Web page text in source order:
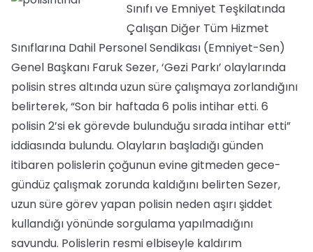
Sınıfı ve Emniyet Teşkilatında
Çalışan Diğer Tüm Hizmet
Sınıflarına Dahil Personel Sendikası (Emniyet-Sen)
Genel Başkanı Faruk Sezer, ‘Gezi Parkı’ olaylarında
polisin stres altında uzun süre çalışmaya zorlandığını
belirterek, “Son bir haftada 6 polis intihar etti. 6
polisin 2’si ek görevde bulunduğu sırada intihar etti”
iddiasında bulundu. Olayların başladığı günden
itibaren polislerin çoğunun evine gitmeden gece-
gündüz çalışmak zorunda kaldığını belirten Sezer,
uzun süre görev yapan polisin neden aşırı şiddet
kullandığı yönünde sorgulama yapılmadığını
savundu. Polislerin resmi elbiseyle kaldırım